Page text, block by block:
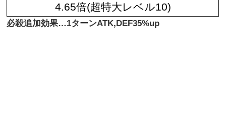
4.65倍(超特大レベル10)
必殺追加効果…1ターンATK,DEF35%up